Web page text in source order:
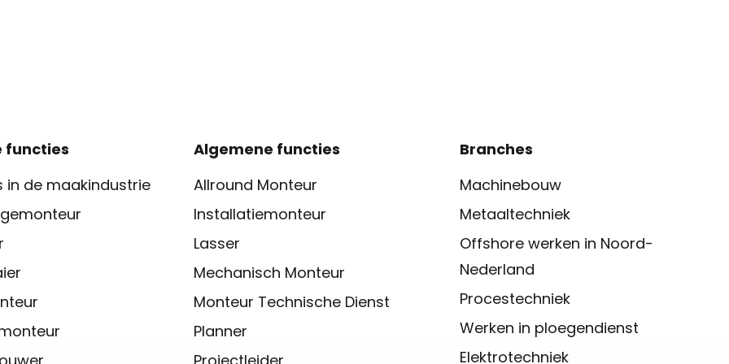
functies
in de maakindustrie
Algemene functies
Allround Monteur
Installatiemonteur
Lasser
Mechanisch Monteur
Monteur Technische Dienst
Planner
Branches
Machinebouw
Metaaltechniek
Offshore werken in Noord-
Nederland
Procestechniek
Werken in ploegendienst
Elektrotechniek